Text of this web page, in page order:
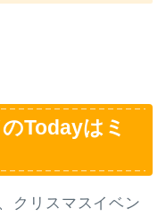
Todayはミ
クリスマスイベン